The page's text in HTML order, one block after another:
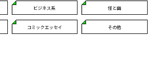
ビジネス系 怪と幽
コミックエッセイ その他